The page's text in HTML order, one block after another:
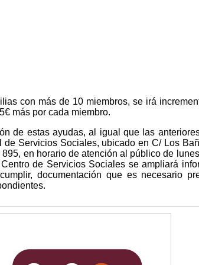
con más de 10 miembros, se irá
más por cada miembro.
de estas ayudas, al igual que las
de Servicios Sociales, ubicado en C/ Los
en horario de atención al público de
de Servicios Sociales se ampliará
documentación que es necesario